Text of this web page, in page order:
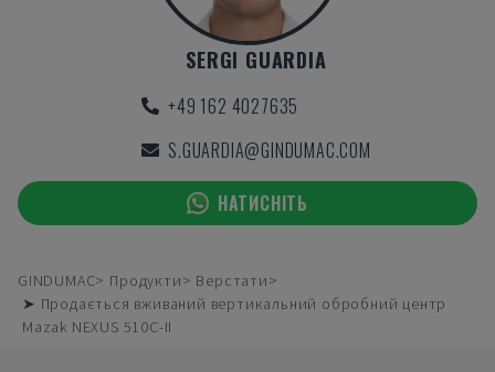
SERGI GUARDIA
+49 162 4027635
S.GUARDIA@GINDUMAC.COM
НАТИСНІТЬ
GINDUMAC Продукти
Верстати
➤ Продається вживаний вертикальний обробний центр
Mazak NEXUS 510C-II